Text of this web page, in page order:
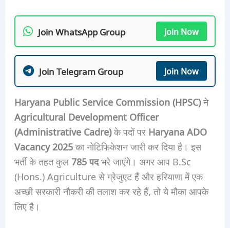
Join WhatsApp Group Join Now
Join Telegram Group Join Now
Haryana Public Service Commission (HPSC)ने
Agricultural Development Officer
(Administrative Cadre)के पदों पर Haryana ADO
Vacancy 2025का नोटिफिकेशन जारी कर दिया है। इस
भर्ती के तहत कुल785 पदभरे जाएंगे। अगर आप B.Sc
(Hons.) Agriculture से ग्रेजुएट हैं और हरियाणा में एक
अच्छी सरकारी नौकरी की तलाश कर रहे हैं, तो ये मौका आपके
लिए है।